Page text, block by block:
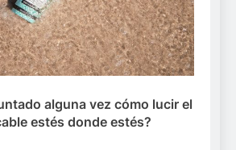
alguna vez cómo lucir el
estés donde estés?